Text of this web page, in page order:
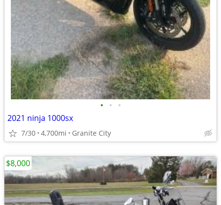
• • •
2021 ninja 1000sx
7/30 4,700mi Granite City
$8,000